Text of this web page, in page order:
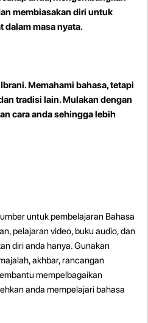
membiasakan diri untuk
dalam masa nyata.
Memahami bahasa, tetapi
tradisi lain. Mulakan dengan
cara anda sehingga lebih
untuk pembelajaran Bahasa
pelajaran video, buku audio, dan
diri anda hanya. Gunakan
akhbar, rancangan
mempelbagaikan
anda mempelajari bahasa